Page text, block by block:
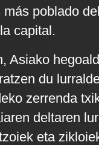
poblado
capital.
Asiako
du
zerrenda
deltaren
eta